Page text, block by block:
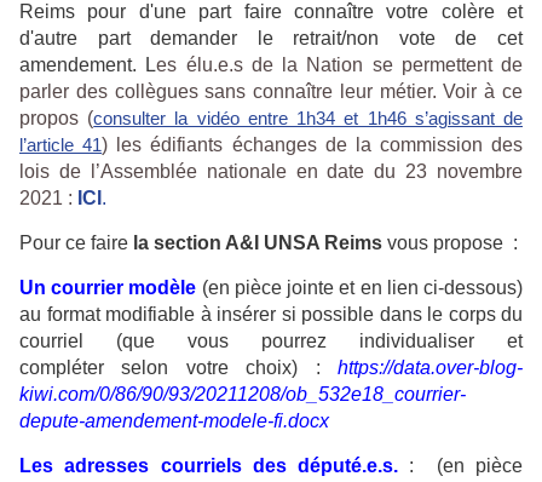
Reims pour d'une part faire connaître votre colère et
d'autre part demander le retrait/non vote de cet
amendement. Les élu.e.s de la Nation se permettent de
parler des collègues sans connaître leur métier. Voir à ce
propos (consulter la vidéo entre 1h34 et 1h46 s’agissant de
l’article 41) les édifiants échanges de la commission des
lois de l’Assemblée nationale en date du 23 novembre
2021 : ICI .
Pour ce faire la section A&I UNSA Reims vous propose :
Un courrier modèle (en pièce jointe et en lien ci-dessous)
au format modifiable à insérer si possible dans le corps du
courriel (que vous pourrez individualiser et
compléter selon votre choix) : https://data.over-blog-
kiwi.com/0/86/90/93/20211208/ob_532e18_courrier-
depute-amendement-modele-fi.docx
Les adresses courriels des député.e.s. :
(en pièce